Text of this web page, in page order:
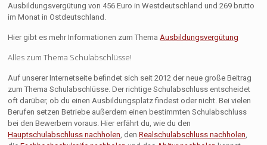
Ausbildungsvergütung von 456 Euro in Westdeutschland und 269 brutto
im Monat in Ostdeutschland.
Hier gibt es mehr Informationen zum Thema Ausbildungsvergütung
Alles zum Thema Schulabschlüsse!
Auf unserer Internetseite befindet sich seit 2012 der neue große Beitrag
zum Thema Schulabschlüsse. Der richtige Schulabschluss entscheidet
oft darüber, ob du einen Ausbildungsplatz findest oder nicht. Bei vielen
Berufen setzen Betriebe außerdem einen bestimmten Schulabschluss
bei den Bewerbern voraus. Hier erfährt du, wie du den
Hauptschulabschluss nachholen , denRealschulabschluss nachholen